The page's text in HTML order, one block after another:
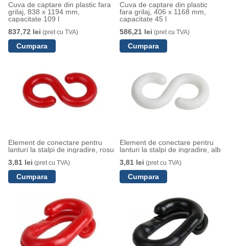
Cuva de captare din plastic fara
grilaj, 838 x 1194 mm,
capacitate 109 l
837,72 lei (pret cu TVA)
Cuva de captare din plastic
fara grilaj, 406 x 1168 mm,
capacitate 45 l
586,21 lei (pret cu TVA)
Element de conectare pentru
lanturi la stalpi de ingradire, rosu
3,81 lei (pret cu TVA)
Element de conectare pentru
lanturi la stalpi de ingradire, alb
3,81 lei (pret cu TVA)